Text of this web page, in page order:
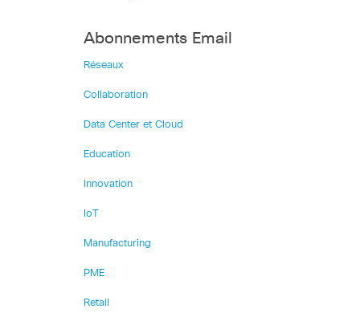
Abonnements Email
Réseaux
Collaboration
Data Center et Cloud
Education
Innovation
IoT
Manufacturing
PME
Retail